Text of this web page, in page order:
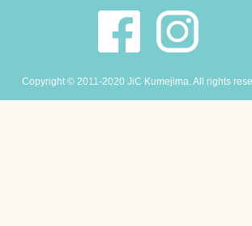
Copyright © 2011-2020 JiC Kumejima. All rights